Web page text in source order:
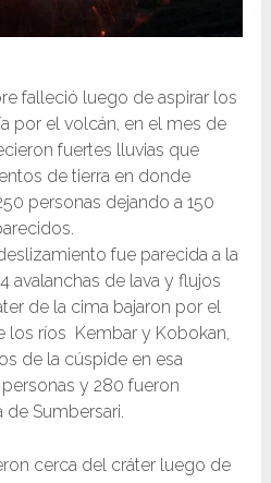
falleció luego de aspirar los
por el volcán, en el mes de
fuertes lluvias que
de tierra en donde
personas dejando a 150
fue parecida a la
avalanchas de lava y flujos
de la cima bajaron por el
los ríos Kembar y Kobokan,
de la cúspide en esa
y 280 fueron
Sumbersari.
cerca del cráter luego de